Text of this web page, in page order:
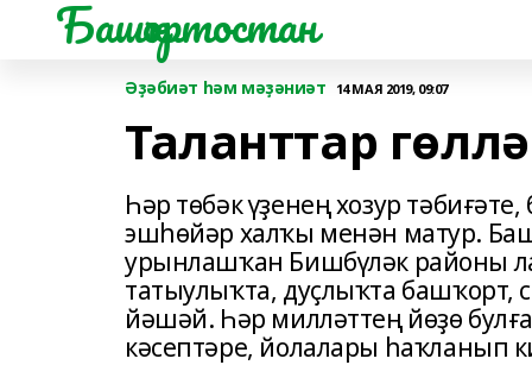
Башҡортостан
Әҙәбиәт һәм мәҙәниәт 14 МАЯ 2019, 09:07
Таланттар
Һәр төбәк үҙенең хозур
эшһөйәр халҡы менән матур.
урынлашҡан Бишбүләк районы
татыулыҡта, дуҫлыҡта башҡорт,
йәшәй. Һәр милләттең йөҙө
кәсептәре, йолалары һаҡланып